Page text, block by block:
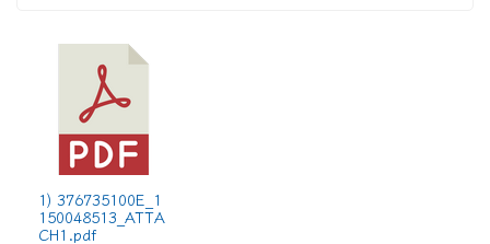
1) 376735100E_1
150048513_ATTA
CH1.pdf